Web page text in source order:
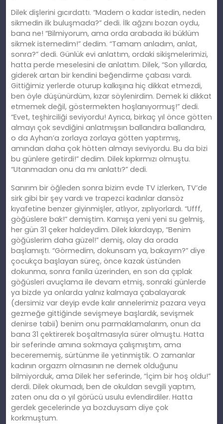
Dilek dişlerini gıcırdattı. “Madem o kadar istedin, neden
sikmedin ilk buluşmada?” dedi. İlk ağzını bozan oydu,
bana ne! “Bilmiyorum, ama orda arabada iki büklüm
sikmek istemedim!” dedim. “Tamam anladım, anlat,
sonra?” dedi. Günlük evi anlattım, ordaki sikişmelerimizi,
hatta perde meselesini de anlattım. Dilek, “Son yıllarda,
giderek artan bir kendini beğendirme çabası vardı.
Gittiğimiz yerlerde oturup kalkışına hiç dikkat etmezdi,
ben öyle düşünürdüm, kızar söylenirdim. Demek ki dikkat
etmemek değil, göstermekten hoşlanıyormuş!” dedi.
“Evet, teşhirciliği seviyordu! Ayrıca, birkaç yıl önce götten
almayı çok sevdiğini anlatmışsın ballandıra ballandıra,
o da Ayhan’a zorlaya zorlaya götten yaptırmış,
amından daha çok hötten almayı seviyordu. Bu da bizi
bu günlere getirdi!” dedim. Dilek kıpkırmızı olmuştu.
“Utanmadan onu da mı anlattı?” dedi.
Sanırım bir öğleden sonra bizim evde TV izlerken, TV’de
sirk gibi bir şey vardı ve trapezci kadınlar dansöz
kıyafetine benzer giyinmişler, atlıyor, zıplıyorlardı. “Ufff,
göğüslere bak!” demiştim. Kamışa yeni yeni su gelmiş,
her gün 31 çeker haldeydim. Dilek kıkırdayıp, “Benim
göğüslerim daha güzel!” demiş, olay da orada
başlamıştı. “Görmedim, dokunsam ya, bakayım?” diye
çocukça başlayan süreç, önce kazak üstünden
dokunma, sonra fanila üzerinden, en son da çıplak
göğüsleri avuçlama ile devam etmiş, sonraki günlerde
ya bizde ya onlarda yalnız kalmaya çabalayarak
(dersimiz var deyip evde kalır annelerimiz pazara veya
gezmeğe gittiğinde sevişmeye başlardık, sevişmek
denirse tabii) benim onu parmaklamalarım, onun da
bana 31 çektirerek boşaltmasıyla sürer olmuştu. Hatta
bir seferinde amına sokmaya çalışmıştım, ama
becerememiş, sürtünme ile yetinmiştik. O zamanlar
kadının orgazm olmasının ne demek olduğunu
bilmiyorduk, ama Dilek her seferinde, “İçim bir hoş oldu!”
derdi. Dilek okumadı, ben de okuldan sevgili yaptım,
zaten onu da o yıl görücü usulu evlendirdiler. Hatta
gerdek gecelerinde ya bozduysam diye çok
korkmuştum.